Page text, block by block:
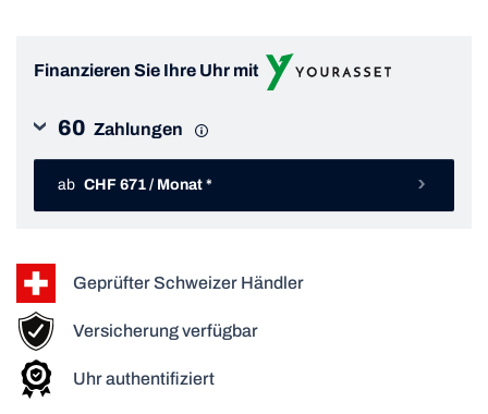
Finanzieren Sie Ihre Uhr mit
60 Zahlungen
ab CHF 671 / Monat *
Geprüfter Schweizer Händler
Versicherung verfügbar
Uhr authentifiziert